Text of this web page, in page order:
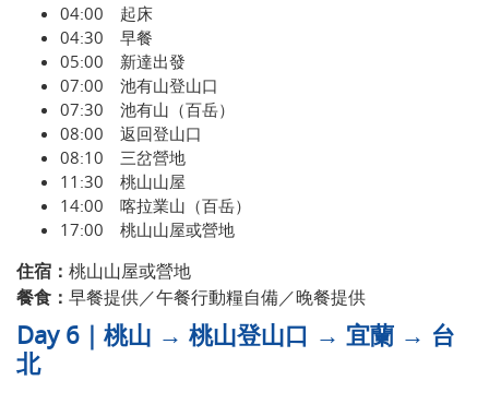
04:00 起床
04:30 早餐
05:00 新達出發
07:00 池有山登山口
07:30 池有山（百岳）
08:00 返回登山口
08:10 三岔營地
11:30 桃山山屋
14:00 喀拉業山（百岳）
17:00 桃山山屋或營地
住宿： 桃山山屋或營地
餐食： 早餐提供／午餐行動糧自備／晚餐提供
Day 6｜桃山 → 桃山登山口 → 宜蘭 → 台
北